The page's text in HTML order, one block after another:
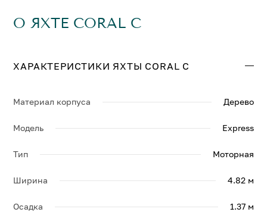
О ЯХТЕ CORAL C
ХАРАКТЕРИСТИКИ ЯХТЫ CORAL C
Материал корпуса Дерево
Модель Express
Тип Моторная
Ширина 4.82 м
Осадка 1.37 м